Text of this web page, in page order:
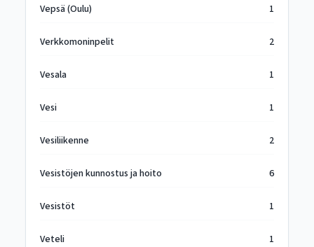
Vepsä (Oulu) 1
Verkkomoninpelit 2
Vesala 1
Vesi 1
Vesiliikenne 2
Vesistöjen kunnostus ja hoito 6
Vesistöt 1
Veteli 1